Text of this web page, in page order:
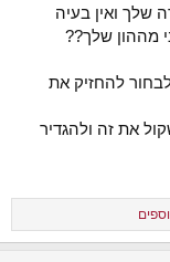
שלך ואין בעיה
מההון שלך??
להחזיק את
את זה ולהגדיר